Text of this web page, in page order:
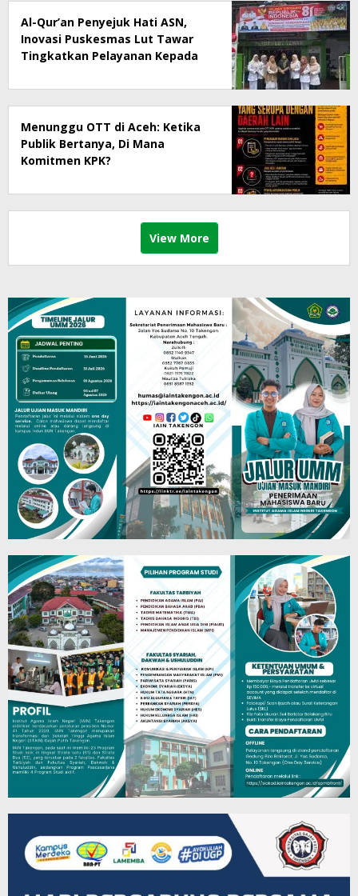
Al-Qur’an Penyejuk Hati ASN,
Inovasi Puskesmas Lut Tawar
Tingkatkan Pelayanan Kepada
Menunggu OTT di Aceh: Ketika
Publik Bertanya, Di Mana
Komitmen KPK?
View More